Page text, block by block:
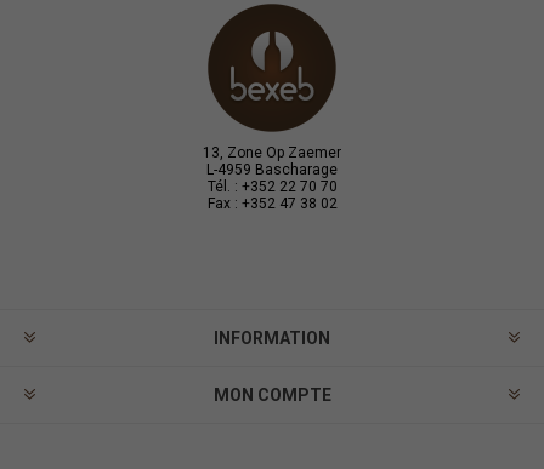
13, Zone Op Zaemer
L-4959 Bascharage
Tél. : +352 22 70 70
Fax : +352 47 38 02
INFORMATION
MON COMPTE